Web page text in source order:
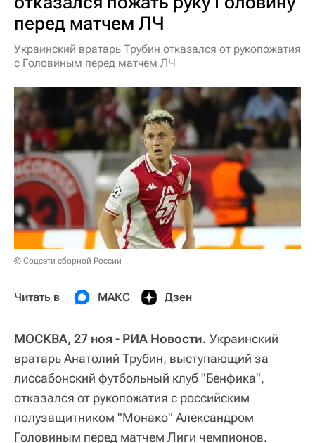
перед матчем ЛЧ
Украинский вратарь Трубин отказался от рукопожатия
с Головиным перед матчем ЛЧ
© Соцсети сборной России
Читать в МАКС Дзен
МОСКВА, 27 ноя - РИА Новости. Украинский
вратарь Анатолий Трубин, выступающий за
лиссабонский футбольный клуб "Бенфика",
отказался от рукопожатия с российским
полузащитником "Монако" Александром
Головиным перед матчем Лиги чемпионов.